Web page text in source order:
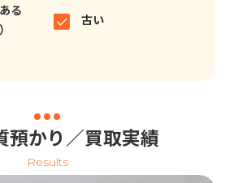
る
古い
預かり／買取実績
Results